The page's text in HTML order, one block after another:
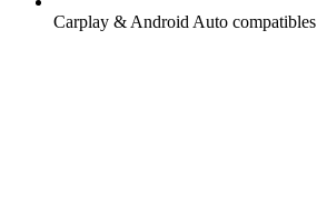
Carplay & Android Auto compatibles